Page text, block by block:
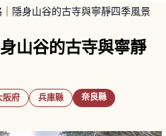
隱身山谷的古寺與寧靜四季風景
山谷的古寺與寧靜
阪府 兵庫縣
奈良縣